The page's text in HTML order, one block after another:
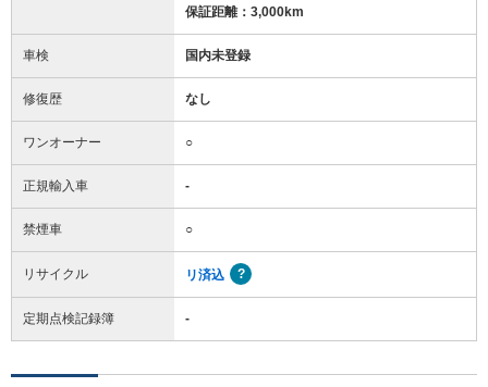
保証距離：3,000km
車検 国内未登録
修復歴 なし
ワンオーナー ○
正規輸入車 -
禁煙車 ○
リサイクル リ済込
定期点検記録簿 -